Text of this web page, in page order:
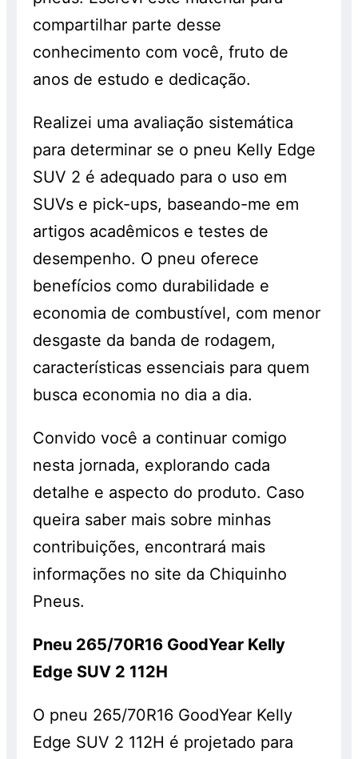
compartilhar parte desse
conhecimento com você, fruto de
anos de estudo e dedicação.
Realizei uma avaliação sistemática
para determinar se o pneu Kelly Edge
SUV 2 é adequado para o uso em
SUVs e pick-ups, baseando-me em
artigos acadêmicos e testes de
desempenho. O pneu oferece
benefícios como durabilidade e
economia de combustível, com menor
desgaste da banda de rodagem,
características essenciais para quem
busca economia no dia a dia.
Convido você a continuar comigo
nesta jornada, explorando cada
detalhe e aspecto do produto. Caso
queira saber mais sobre minhas
contribuições, encontrará mais
informações no site da Chiquinho
Pneus.
Pneu 265/70R16 GoodYear Kelly
Edge SUV 2 112H
O pneu 265/70R16 GoodYear Kelly
Edge SUV 2 112H é projetado para